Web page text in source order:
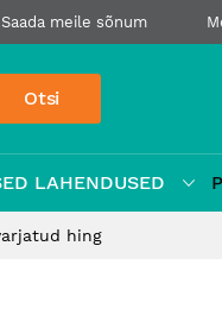
Saada meile sõnum
Otsi
LAHENDUSED
hing